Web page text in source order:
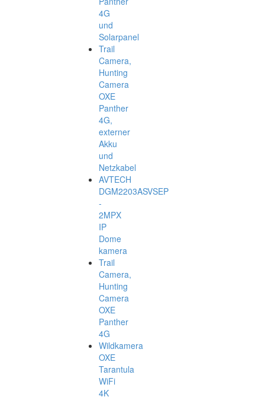
4G
und
Solarpanel
Trail
Camera,
Hunting
Camera
OXE
Panther
4G,
externer
Akku
und
Netzkabel
AVTECH
DGM2203ASVSEP
-
2MPX
IP
Dome
kamera
Trail
Camera,
Hunting
Camera
OXE
Panther
4G
Wildkamera
OXE
Tarantula
WiFi
4K